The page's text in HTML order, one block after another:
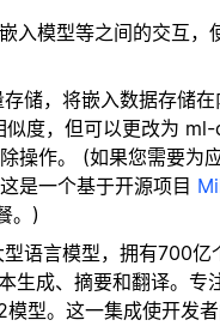
入模型等之间的交互，
存储，将嵌入数据存储
似度，但可以更改为
操作。 (如果您需要为
是一个基于开源项目
。)
语言模型，拥有700亿
生成、摘要和翻译。专
型。这一集成使开发者